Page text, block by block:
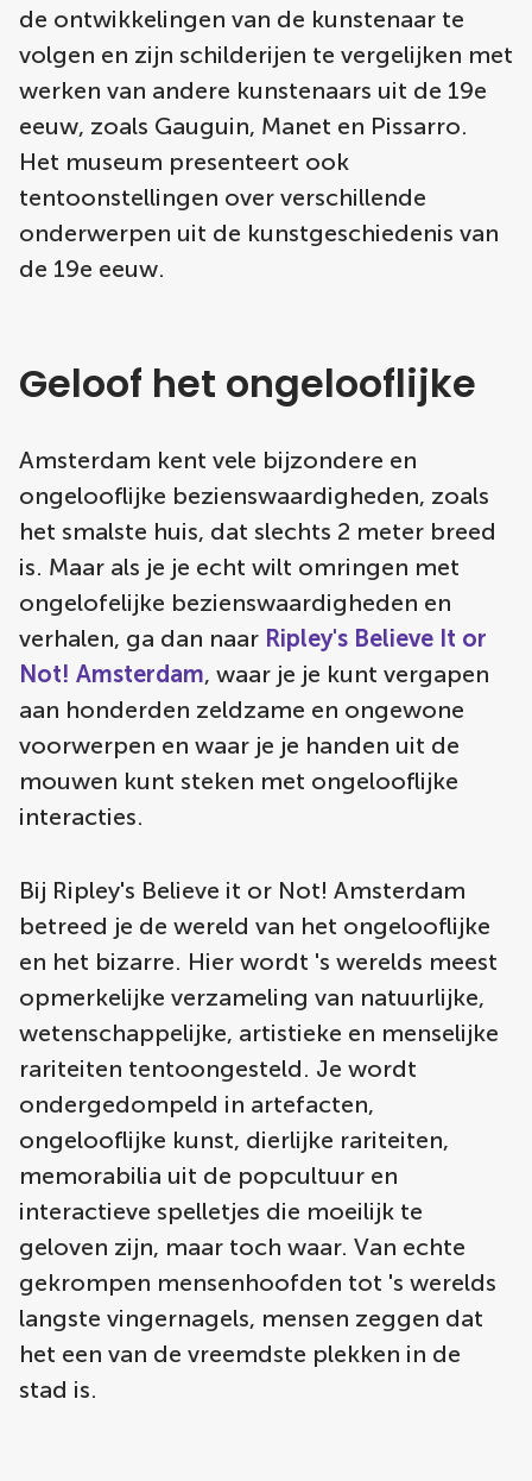
de ontwikkelingen van de kunstenaar te
volgen en zijn schilderijen te vergelijken met
werken van andere kunstenaars uit de 19e
eeuw, zoals Gauguin, Manet en Pissarro.
Het museum presenteert ook
tentoonstellingen over verschillende
onderwerpen uit de kunstgeschiedenis van
de 19e eeuw.
Geloof het ongelooflijke
Amsterdam kent vele bijzondere en
ongelooflijke bezienswaardigheden, zoals
het smalste huis, dat slechts 2 meter breed
is. Maar als je je echt wilt omringen met
ongelofelijke bezienswaardigheden en
verhalen, ga dan naar Ripley's Believe It or
Not! Amsterdam, waar je je kunt vergapen
aan honderden zeldzame en ongewone
voorwerpen en waar je je handen uit de
mouwen kunt steken met ongelooflijke
interacties.
Bij Ripley's Believe it or Not! Amsterdam
betreed je de wereld van het ongelooflijke
en het bizarre. Hier wordt 's werelds meest
opmerkelijke verzameling van natuurlijke,
wetenschappelijke, artistieke en menselijke
rariteiten tentoongesteld. Je wordt
ondergedompeld in artefacten,
ongelooflijke kunst, dierlijke rariteiten,
memorabilia uit de popcultuur en
interactieve spelletjes die moeilijk te
geloven zijn, maar toch waar. Van echte
gekrompen mensenhoofden tot 's werelds
langste vingernagels, mensen zeggen dat
het een van de vreemdste plekken in de
stad is.